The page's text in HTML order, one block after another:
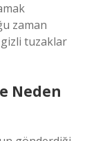
zaman
tuzaklar
Neden